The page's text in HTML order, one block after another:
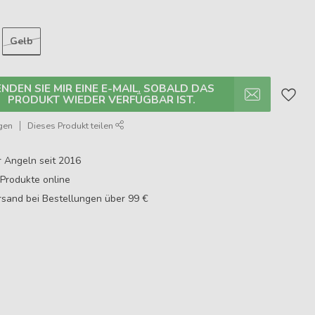
Gelb
SIE MIR EINE E-MAIL, SOBALD DAS
PRODUKT WIEDER VERFÜGBAR IST.
Dieses Produkt teilen
seit 2016
online
bei Bestellungen über 99 €